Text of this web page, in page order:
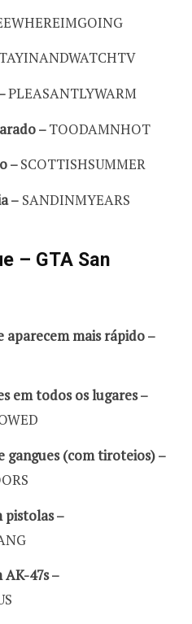
PLEASANTLYWARM
–TOODAMNHOT
–SCOTTISHSUMMER
– SANDINMYEARS
– GTA San
aparecem mais rápido –
em todos os lugares –
gangues (com tiroteios) –
pistolas –
47s –